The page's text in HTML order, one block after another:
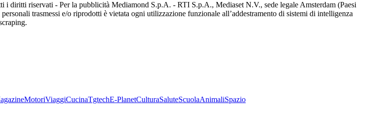
diritti riservati - Per la pubblicità Mediamond S.p.A. - RTI S.p.A., Mediaset N.V., sede legale Amsterdam (Paesi
trasmessi e/o riprodotti è vietata ogni utilizzazione funzionale all’addestramento di sistemi di intelligenza
MotoriViaggiCucinaTgtechE-PlanetCulturaSaluteScuolaAnimaliSpazio